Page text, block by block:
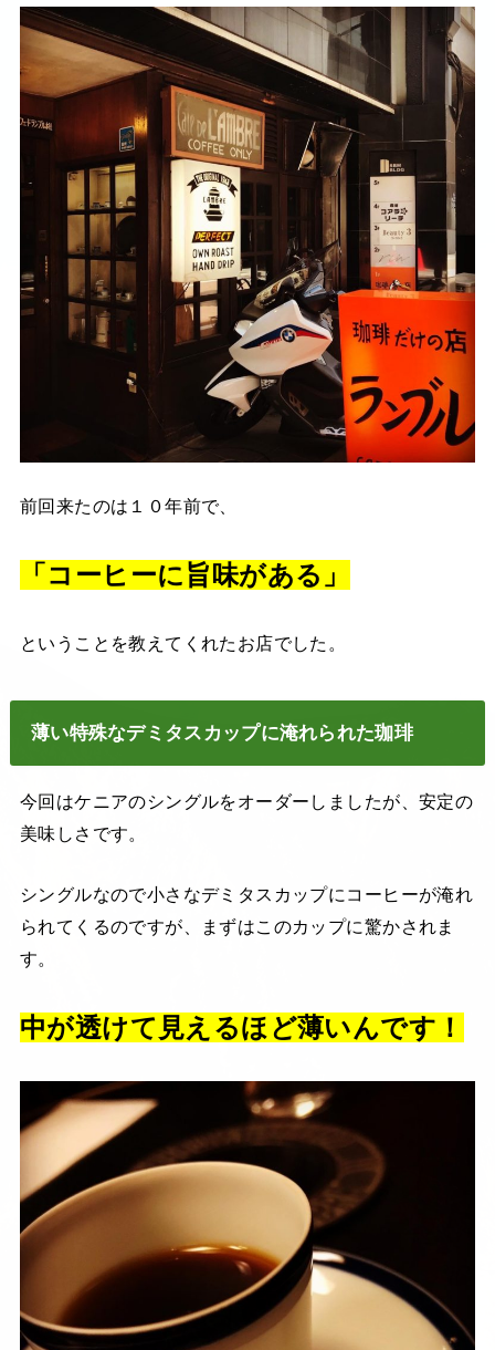
前回来たのは１０年前で、
「コーヒーに旨味がある」
ということを教えてくれたお店でした。
薄い特殊なデミタスカップに淹れられた珈琲
今回はケニアのシングルをオーダーしましたが、安定の
美味しさです。
シングルなので小さなデミタスカップにコーヒーが淹れ
られてくるのですが、まずはこのカップに驚かされま
す。
中が透けて見えるほど薄いんです！